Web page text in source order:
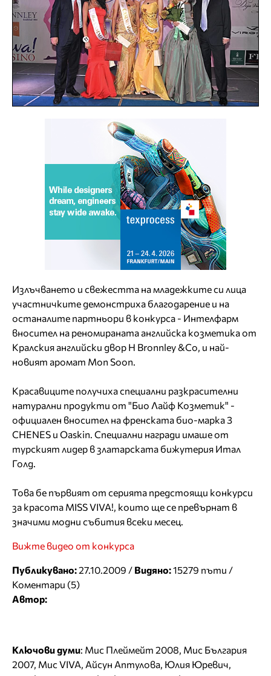
Излъчването и свежестта на младежките си лица
участничките демонстриха благодарение и на
останалите партньори в конкурса - Интелфарм
вносител на реномираната английска козметика от
Кралския английски двор H Bronnley &Co, и най-
новият аромат Mon Soon.
Красавиците получиха специални разкрасителни
натурални продукти от "Био Лайф Козметик" -
официален вносител на френската био-марка 3
CHENES и Oaskin. Специални награди имаше от
турският лидер в златарската бижутерия Итал
Голд.
Това бе първият от серията предстоящи конкурси
за красота MISS VIVA!, които ще се превърнат в
значими модни събития всеки месец.
Вижте видео от конкурса
Публикувано:27.10.2009 / Видяно:15279 пъти /
Коментари (5)
Автор:
Ключови думи: Мис Плеймейт 2008 Мис България
2007, Мис VIVA Айсун Аптулова Юлия Юревич